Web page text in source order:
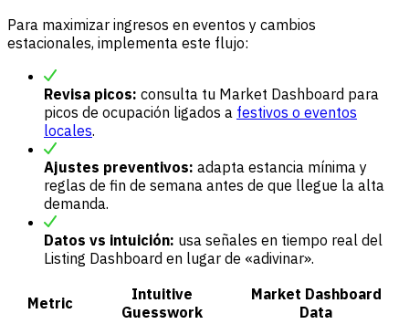
Para maximizar ingresos en eventos y cambios
estacionales, implementa este flujo:
Revisa picos: consulta tu Market Dashboard para
picos de ocupación ligados a festivos o eventos
locales.
Ajustes preventivos: adapta estancia mínima y
reglas de fin de semana antes de que llegue la alta
demanda.
Datos vs intuición: usa señales en tiempo real del
Listing Dashboard en lugar de «adivinar».
Metric
Intuitive
Guesswork
Market Dashboard
Data